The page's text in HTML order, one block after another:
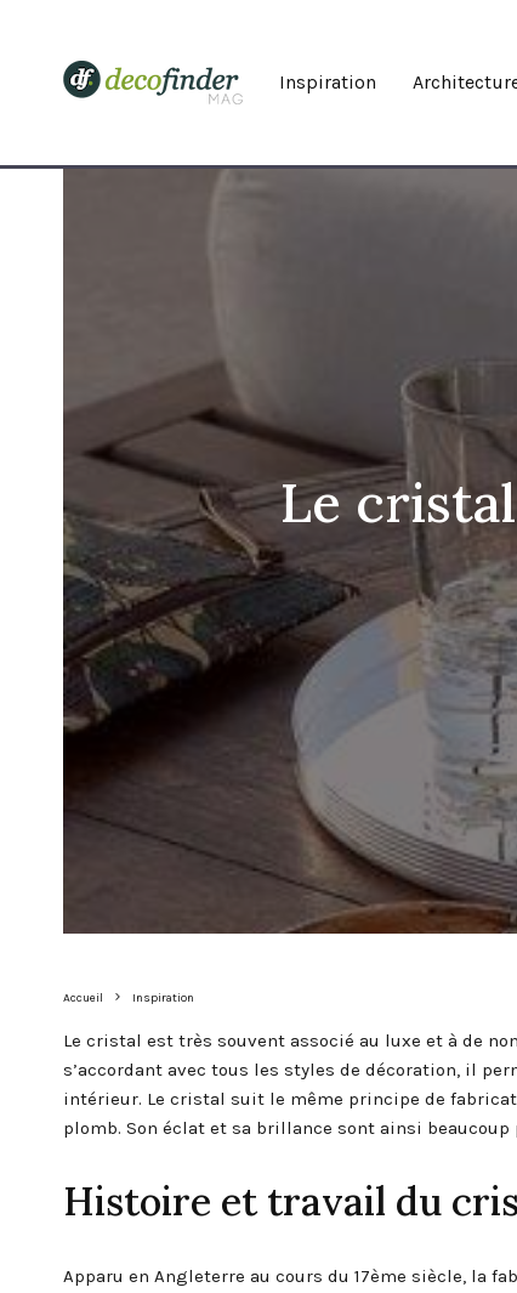
Inspiration
Le
Accueil Inspiration
Le cristal est très souvent associé au luxe et à de
s’accordant avec tous les styles de décoration, il
intérieur. Le cristal suit le même principe de
plomb. Son éclat et sa brillance sont ainsi
Histoire et travail du
Apparu en Angleterre au cours du 17ème siècle, la